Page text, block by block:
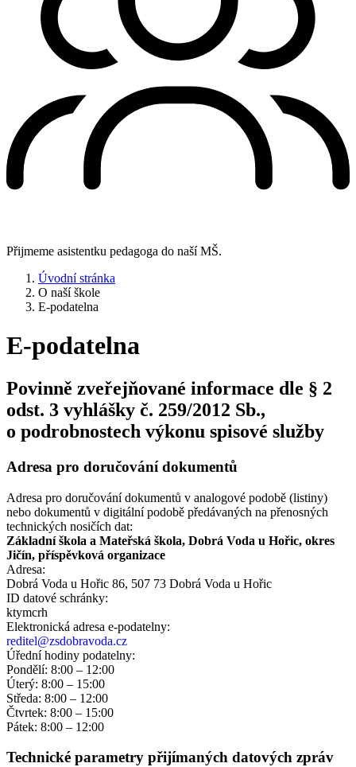
Přijmeme asistentku pedagoga do naší MŠ.
Úvodní stránka
O naší škole
E-podatelna
E-podatelna
Povinně zveřejňované informace dle § 2
odst. 3 vyhlášky č. 259/2012 Sb.,
o podrobnostech výkonu spisové služby
Adresa pro doručování dokumentů
Adresa pro doručování dokumentů v analogové podobě (listiny)
nebo dokumentů v digitální podobě předávaných na přenosných
technických nosičích dat:
Základní škola a Mateřská škola, Dobrá Voda u Hořic, okres
Jičín, příspěvková organizace
Adresa:
Dobrá Voda u Hořic 86, 507 73 Dobrá Voda u Hořic
ID datové schránky:
ktymcrh
Elektronická adresa e‑podatelny:
reditel@zsdobravoda.cz
Úřední hodiny podatelny:
Pondělí: 8:00 – 12:00
Úterý: 8:00 – 15:00
Středa: 8:00 – 12:00
Čtvrtek: 8:00 – 15:00
Pátek: 8:00 – 12:00
Technické parametry přijímaných datových zpráv